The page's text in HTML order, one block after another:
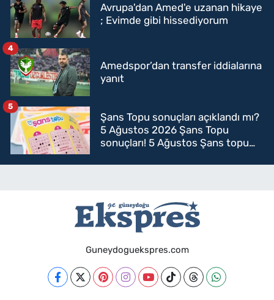
Avrupa'dan Amed'e uzanan hikaye
; Evimde gibi hissediyorum
Amedspor’dan transfer iddialarına
yanıt
4
Şans Topu sonuçları açıklandı mı?
5 Ağustos 2026 Şans Topu
sonuçları! 5 Ağustos Şans topu
5
Guneydoguekspres.com